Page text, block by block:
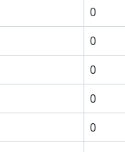
0
0
0
0
0